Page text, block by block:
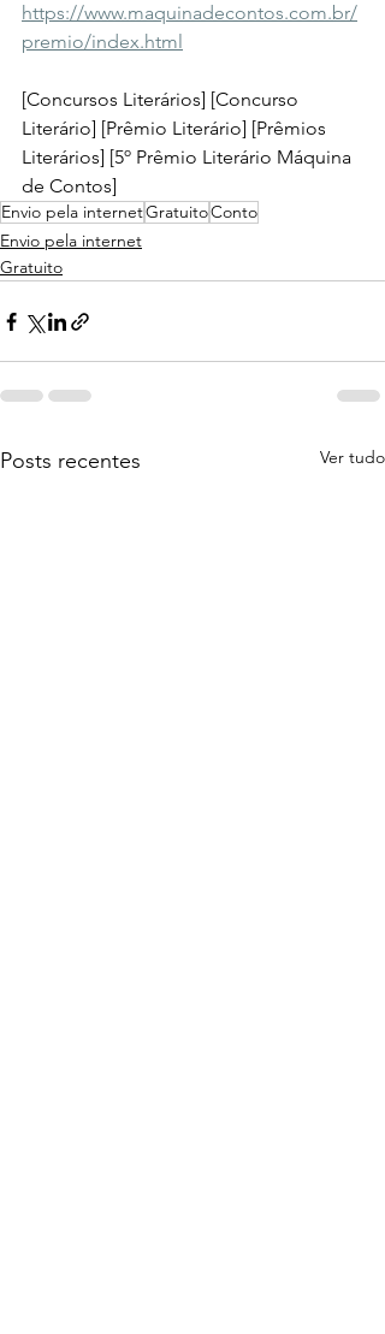
https://www.maquinadecontos.com.br/
premio/index.html
[Concursos Literários] [Concurso
Literário] [Prêmio Literário] [Prêmios
Literários] [5º Prêmio Literário Máquina
de Contos]
Envio pela internetGratuitoConto
Envio pela internet
Gratuito
Posts recentes Ver tudo